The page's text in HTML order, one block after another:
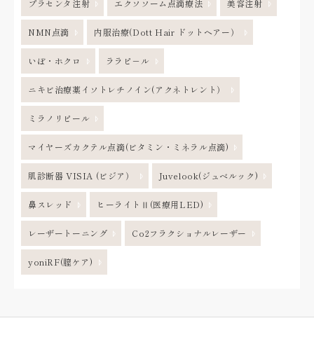
プラセンタ注射 エクソソーム点滴療法 美容注射
NMN点滴 内服治療(Dott Hair ドットヘアー）
いぼ・ホクロ ララピ－ル
ニキビ治療薬イソトレチノイン(アクネトレント）
ミラノリピール
マイヤーズカクテル点滴(ビタミン・ミネラル点滴)
肌診断器 VISIA (ビジア） Juvelook(ジュベルック)
鼻スレッド ヒーライトⅡ(医療用LED)
レーザートーニング Co2フラクショナルレーザー
yoniRF(膣ケア)